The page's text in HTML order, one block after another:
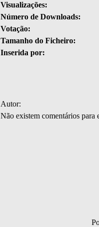
Visualizações:
Número de Downloads:
Votação:
Tamanho do Ficheiro:
Inserida por:
Autor:
Não existem comentários para